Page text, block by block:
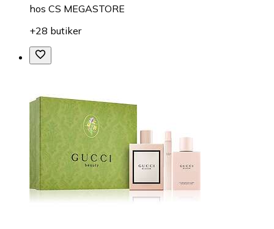
hos CS MEGASTORE
+28 butiker